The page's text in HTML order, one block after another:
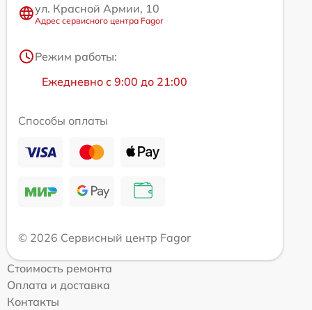
ул. Красной Армии, 10
Адрес сервисного центра Fagor
Режим работы:
Ежедневно с 9:00 до 21:00
Способы оплаты
© 2026 Сервисный центр Fagor
Стоимость ремонта
Оплата и доставка
Контакты